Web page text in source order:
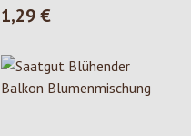
Regulärer Preis:
1,29 €